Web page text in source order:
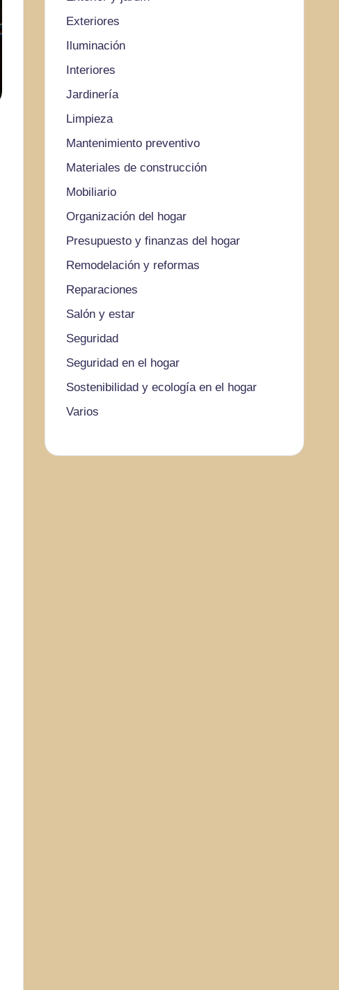
Exteriores
Iluminación
Interiores
Jardinería
Limpieza
Mantenimiento preventivo
Materiales de construcción
Mobiliario
Organización del hogar
Presupuesto y finanzas del hogar
Remodelación y reformas
Reparaciones
Salón y estar
Seguridad
Seguridad en el hogar
Sostenibilidad y ecología en el hogar
Varios